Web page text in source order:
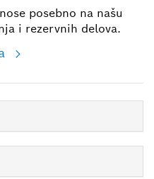
posebno na našu
i rezervnih delova.